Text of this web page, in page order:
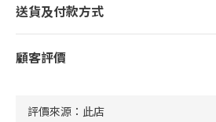
送貨及付款方式
顧客評價